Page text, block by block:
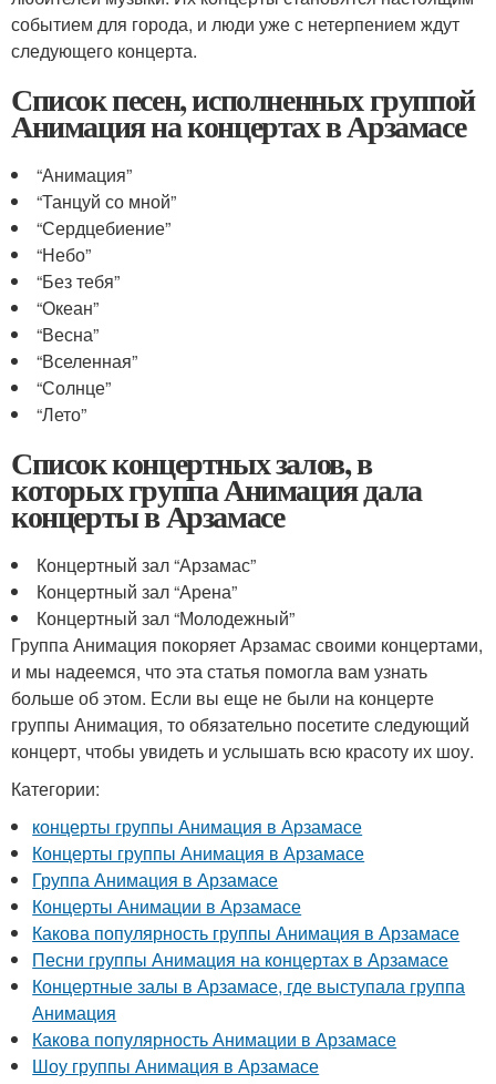
событием для города, и люди уже с нетерпением ждут
следующего концерта.
Список песен, исполненных группой
Анимация на концертах в Арзамасе
“Анимация”
“Танцуй со мной”
“Сердцебиение”
“Небо”
“Без тебя”
“Океан”
“Весна”
“Вселенная”
“Солнце”
“Лето”
Список концертных залов, в
которых группа Анимация дала
концерты в Арзамасе
Концертный зал “Арзамас”
Концертный зал “Арена”
Концертный зал “Молодежный”
Группа Анимация покоряет Арзамас своими концертами,
и мы надеемся, что эта статья помогла вам узнать
больше об этом. Если вы еще не были на концерте
группы Анимация, то обязательно посетите следующий
концерт, чтобы увидеть и услышать всю красоту их шоу.
Категории:
концерты группы Анимация в Арзамасе
Концерты группы Анимация в Арзамасе
Группа Анимация в Арзамасе
Концерты Анимации в Арзамасе
Какова популярность группы Анимация в Арзамасе
Песни группы Анимация на концертах в Арзамасе
Концертные залы в Арзамасе, где выступала группа
Анимация
Какова популярность Анимации в Арзамасе
Шоу группы Анимация в Арзамасе